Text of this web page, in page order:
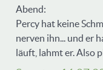
Abend:
Percy hat keine
nerven ihn... und er
läuft, lahmt er. Also